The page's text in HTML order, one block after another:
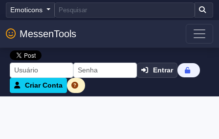
Emoticons
MessenTools
Entrar
Criar Conta